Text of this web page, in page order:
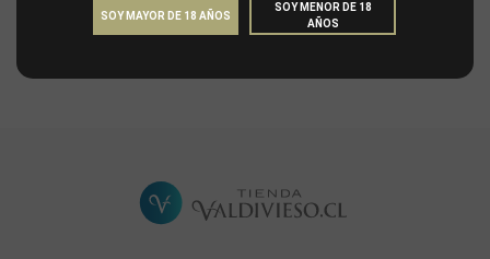
SOY MAYOR DE 18 AÑOS
SOY MENOR DE 18
AÑOS